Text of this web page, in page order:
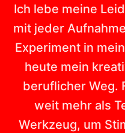
Ich lebe meine
mit jeder
Experiment in
heute mein
beruflicher Weg.
weit mehr als
Werkzeug, um